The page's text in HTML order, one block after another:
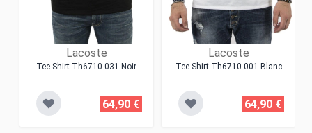
Lacoste
Tee Shirt Th6710 031 Noir
64,90 €
Lacoste
Tee Shirt Th6710 001 Blanc
64,90 €